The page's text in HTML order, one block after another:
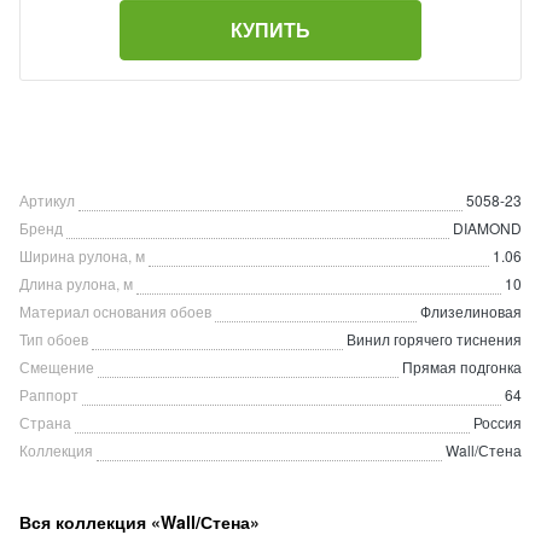
КУПИТЬ
Артикул
5058-23
Бренд
DIAMOND
Ширина рулона, м
1.06
Длина рулона, м
10
Материал основания обоев
Флизелиновая
Тип обоев
Винил горячего тиснения
Смещение
Прямая подгонка
Раппорт
64
Страна
Россия
Коллекция
Wall/Стена
Вся коллекция «Wall/Стена»